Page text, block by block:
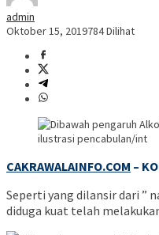
admin
Oktober 15, 2019784 Dilihat
ilustrasi pencabulan/int
CAKRAWALAINFO.COM –
Seperti yang dilansir dari ”
diduga kuat telah